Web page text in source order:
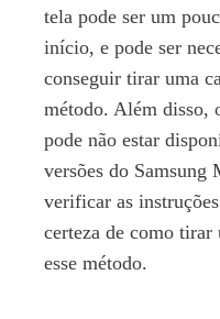
tela pode ser um
início, e pode ser
conseguir tirar uma
método. Além disso,
pode não estar
versões do Samsung
verificar as
certeza de como tirar
esse método.